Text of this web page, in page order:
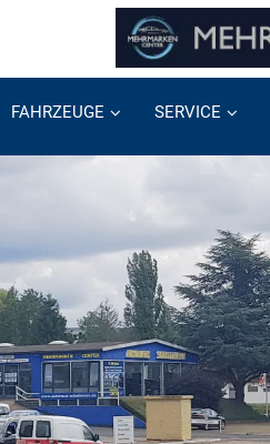
FAHRZEUGE SERVICE